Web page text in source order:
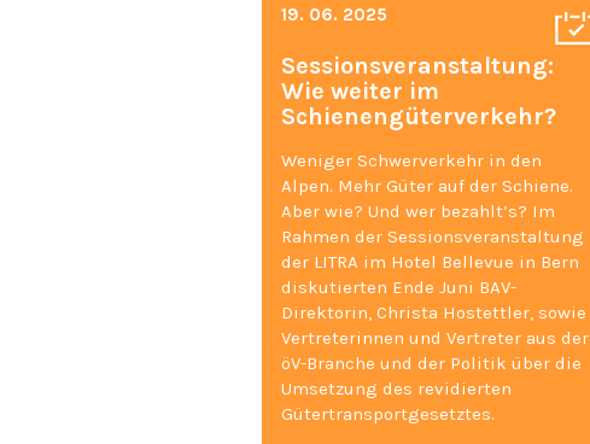
19. 06. 2025
Sessionsveranstaltung:
Wie weiter im
Schienengüterverkehr?
Weniger Schwerverkehr in den
Alpen. Mehr Güter auf der Schiene.
Aber wie? Und wer bezahlt’s? Im
Rahmen der Sessionsveranstaltung
der LITRA im Hotel Bellevue in Bern
diskutierten Ende Juni BAV-
Direktorin, Christa Hostettler, sowie
Vertreterinnen und Vertreter aus der
öV-Branche und der Politik über die
Umsetzung des revidierten
Gütertransportgesetztes.